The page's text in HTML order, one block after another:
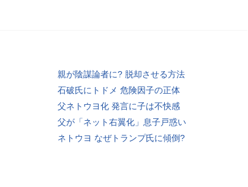
親が陰謀論者に? 脱却させる方法
石破氏にトドメ 危険因子の正体
父ネトウヨ化 発言に子は不快感
父が「ネット右翼化」息子戸惑い
ネトウヨ なぜトランプ氏に傾倒?